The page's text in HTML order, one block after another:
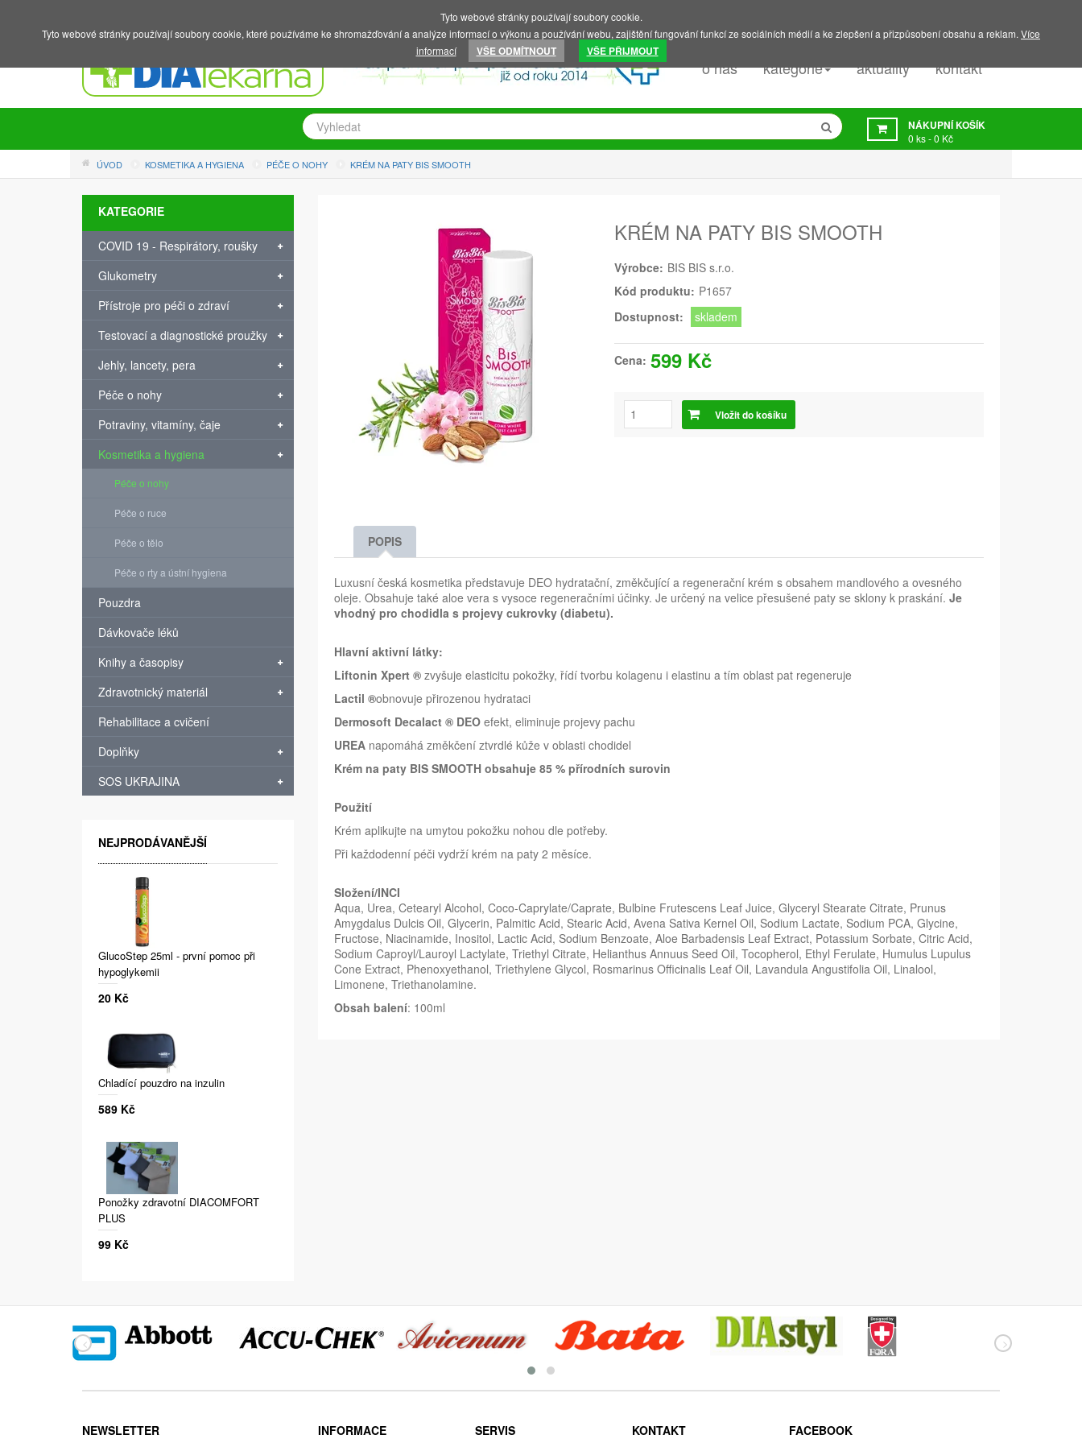
o nás kategorie aktuality kontakt
NÁKUPNÍ KOŠÍK
0 ks -0 Kč
ÚVOD KOSMETIKA A HYGIENA PÉČE O NOHY KRÉM NA PATY BIS SMOOTH
KRÉM NA PATY BIS SMOOTH
Výrobce: BIS BIS s.r.o.
Kód produktu: P1657
Dostupnost:
skladem
Cena: 599 Kč
Vložit do košíku
POPIS
Luxusní česká kosmetika představuje DEO hydratační, změkčující a regenerační krém s obsahem mandlového a ovesného
oleje. Obsahuje také aloe vera s vysoce regeneračními účinky. Je určený na velice přesušené paty se sklony k praskání. Je
vhodný pro chodidla s projevy cukrovky (diabetu).
Hlavní aktivní látky:
Liftonin Xpert ®zvyšuje elasticitu pokožky, řídí tvorbu kolagenu i elastinu a tím oblast pat regeneruje
Lactil ®obnovuje přirozenou hydrataci
Dermosoft Decalact ® DEOefekt, eliminuje projevy pachu
UREA napomáhá změkčení ztvrdlé kůže v oblasti chodidel
Krém na paty BIS SMOOTH obsahuje 85 % přírodních surovin
Použití
Krém aplikujte na umytou pokožku nohou dle potřeby.
Při každodenní péči vydrží krém na paty 2 měsíce.
Složení/INCI
Aqua, Urea, Cetearyl Alcohol, Coco-Caprylate/Caprate, Bulbine Frutescens Leaf Juice, Glyceryl Stearate Citrate, Prunus
Amygdalus Dulcis Oil, Glycerin, Palmitic Acid, Stearic Acid, Avena Sativa Kernel Oil, Sodium Lactate, Sodium PCA, Glycine,
Fructose, Niacinamide, Inositol, Lactic Acid, Sodium Benzoate, Aloe Barbadensis Leaf Extract, Potassium Sorbate, Citric Acid,
Sodium Caproyl/Lauroyl Lactylate, Triethyl Citrate, Helianthus Annuus Seed Oil, Tocopherol, Ethyl Ferulate, Humulus Lupulus
Cone Extract, Phenoxyethanol, Triethylene Glycol, Rosmarinus Officinalis Leaf Oil, Lavandula Angustifolia Oil, Linalool,
Limonene, Triethanolamine.
Obsah balení: 100ml
KATEGORIE
COVID 19 - Respirátory, roušky
Glukometry
Přístroje pro péči o zdraví
Testovací a diagnostické proužky
Jehly, lancety, pera
Péče o nohy
Potraviny, vitamíny, čaje
Kosmetika a hygiena
Péče o nohy
Péče o ruce
Péče o tělo
Péče o rty a ústní hygiena
Pouzdra
Dávkovače léků
Knihy a časopisy
Zdravotnický materiál
Rehabilitace a cvičení
Doplňky
SOS UKRAJINA
NEJPRODÁVANĚJŠÍ
GlucoStep 25ml - první pomoc při
hypoglykemii
20 Kč
Chladící pouzdro na inzulin
589 Kč
Ponožky zdravotní DIACOMFORT
PLUS
99 Kč
NEWSLETTER INFORMACE SERVIS KONTAKT FACEBOOK
Tyto webové stránky používají soubory cookie.
Tyto webové stránky používají soubory cookie, které používáme ke shromažďování a analýze informací o výkonu a používání webu, zajištění fungování funkcí ze sociálních médií a ke zlepšení a přizpůsobení obsahu a reklam. Více
informací
VŠE ODMÍTNOUT VŠE PŘIJMOUT